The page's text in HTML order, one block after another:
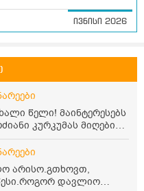
ივნისი 2026
წელი! მაინტერესებს
კურკუმას მიღების
ასეთი ინფორმაცია:
თვისებები.ის
პილპილთან ერთად
ვარიანტი არის ჩაი:
არისო.გთხოვთ,
დავლიო